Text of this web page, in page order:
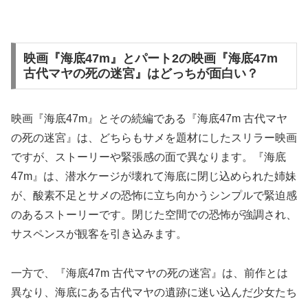
映画『海底47m』とパート2の映画『海底47m
古代マヤの死の迷宮』はどっちが面白い？
映画『海底47m』とその続編である『海底47m 古代マヤ
の死の迷宮』は、どちらもサメを題材にしたスリラー映画
ですが、ストーリーや緊張感の面で異なります。『海底
47m』は、潜水ケージが壊れて海底に閉じ込められた姉妹
が、酸素不足とサメの恐怖に立ち向かうシンプルで緊迫感
のあるストーリーです。閉じた空間での恐怖が強調され、
サスペンスが観客を引き込みます。
一方で、『海底47m 古代マヤの死の迷宮』は、前作とは
異なり、海底にある古代マヤの遺跡に迷い込んだ少女たち